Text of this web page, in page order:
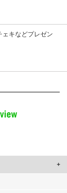
キなどプレゼン
コンテンツや広告の